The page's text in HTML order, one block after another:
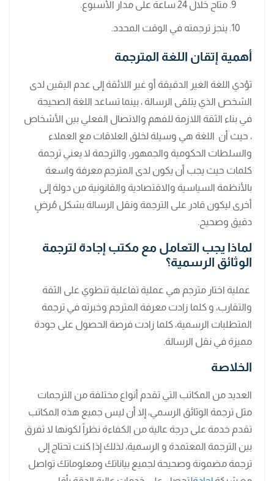
متاح خلال 24 ساعة على مدار الأسبوع.
ينجز ترجمته في الوقت المحدد.
أهمية إتقان اللغة المترجمة
تؤدي اللغة الغير الدقيقة أو غير اللائقة إلى عدم اليقين لدى
الشخص الذي يتلقى الرسالة ، بينما تساعد اللغة الصحيحة
في بناء الثقة اللازمة للفهم والاتصال الفعلي بين الأشخاص
، حيث أن اللغة هي وسيلة لخلق العلاقات مع العملاء
والسلطات الحكومية والجمهور، والترجمة لا يعني ترجمة
كلمات حيث يجب أن يكون لدى المترجم معرفة واسعة
بالأنظمة السياسية والاقتصادية والقانونية من دولة إلى
أخرى ليكون قادر على الترجمة ونقل الرسالة بشكل مُرضٍ
دقيق وصحيح.
لماذا يجب التعامل مع مكتب إجادة لترجمة
الوثائق الرسمية؟
عملية اختار مترجم هي عملية تفاعلية تنطوي على الثقة
والتقارب، و كلما زادت معرفة المترجم وخبرته في ترجمة
المتطلبات الرسمية، كلما زادت فرصة الحصول على جودة
مميزة في نقل الرسالة.
الخلاصة
العديد من المكاتب التي تقدم أنواع مختلفة من الترجمات
مثل ترجمة الوثائق الرسمي، إلا أن ليس جميع هذه المكاتب
تقدم خدمة على درجة عالية من الكفاءة نظراً لكونها لا تفرق
بين الترجمة المعتمدة و الرسمية، لذلك إذا كنت تحتاج إلى
ترجمة مضمونة وصحيحة لجميع بياناتك ومعلوماتك تواصل